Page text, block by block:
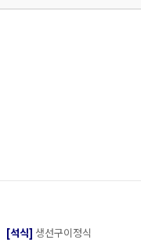
[석식] 생선구이정식